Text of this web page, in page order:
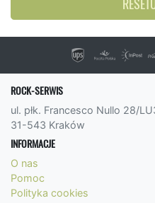
ROCK-SERWIS
ul. płk. Francesco Nullo 28/
31-543 Kraków
INFORMACJE
O nas
Pomoc
Polityka cookies